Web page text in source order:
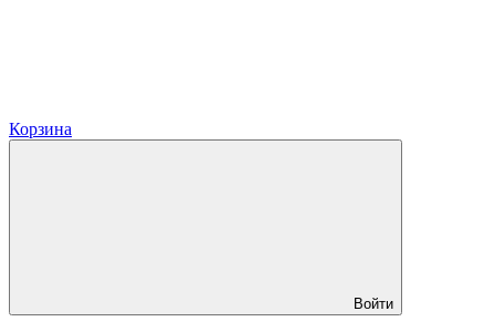
Корзина
Войти